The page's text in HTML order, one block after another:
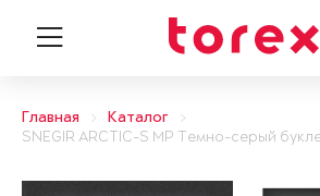
Главная
Каталог
SNEGIR ARCTIC-S MP Темно-серый